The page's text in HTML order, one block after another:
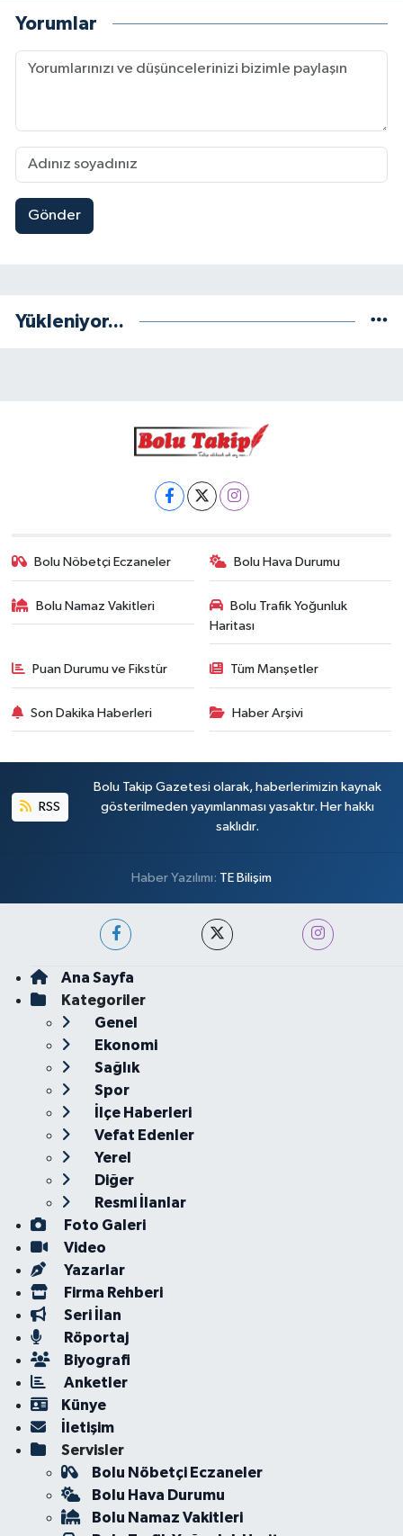
Yorumlar
Gönder
Yükleniyor...
Bolu Nöbetçi Eczaneler Bolu Hava Durumu
Bolu Namaz Vakitleri
Bolu Trafik Yoğunluk
Haritası
Puan Durumu ve Fikstür Tüm Manşetler
Son Dakika Haberleri Haber Arşivi
RSS
Bolu Takip Gazetesi olarak, haberlerimizin kaynak
gösterilmeden yayımlanması yasaktır. Her hakkı
saklıdır.
Haber Yazılımı: TE Bilişim
Ana Sayfa
Kategoriler
Genel
Ekonomi
Sağlık
Spor
İlçe Haberleri
Vefat Edenler
Yerel
Diğer
Resmi İlanlar
Foto Galeri
Video
Yazarlar
Firma Rehberi
Seri İlan
Röportaj
Biyografi
Anketler
Künye
İletişim
Servisler
Bolu Nöbetçi Eczaneler
Bolu Hava Durumu
Bolu Namaz Vakitleri